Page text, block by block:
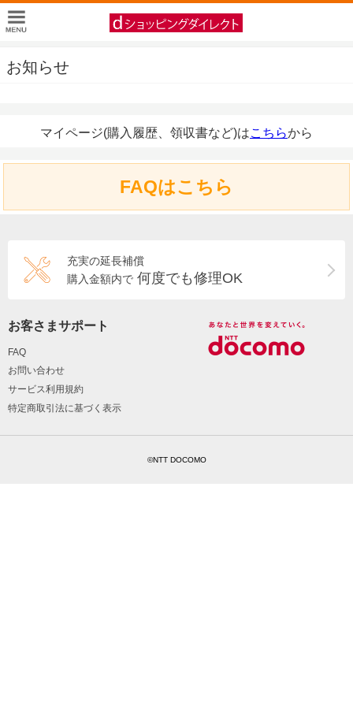
お知らせ
マイページ(購入履歴、領収書など)はこちらから
FAQはこちら
充実の延長補償
購入金額内で 何度でも修理OK
お客さまサポート
FAQ
お問い合わせ
サービス利用規約
特定商取引法に基づく表示
©NTT DOCOMO